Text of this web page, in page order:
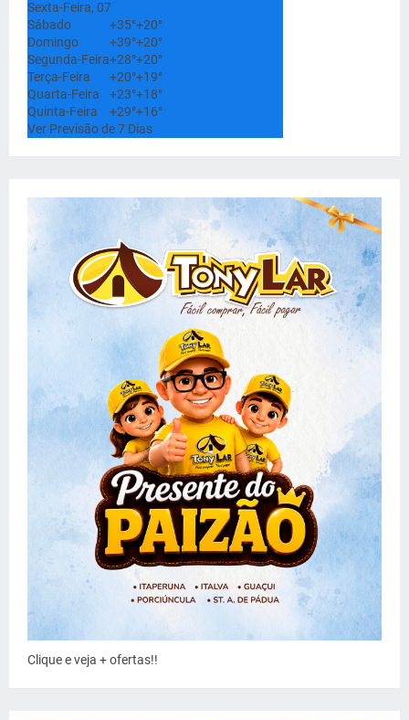
Sexta-Feira, 07
Sábado
+35°+20°
Domingo
+39°+20°
Segunda-Feira+28°+20°
Terça-Feira
+20°+19°
Quarta-Feira
+23°+18°
Quinta-Feira
+29°+16°
Ver Previsão de 7 Dias
Clique e veja + ofertas!!